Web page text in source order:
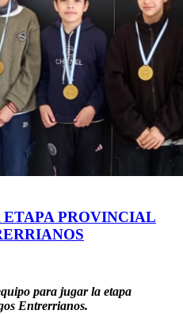
PROVINCIAL
para jugar la etapa
Entrerrianos.